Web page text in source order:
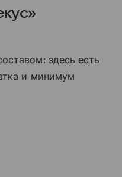
здесь есть
и минимум